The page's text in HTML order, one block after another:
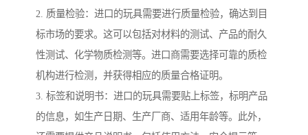
2. 质量检验：进口的玩具需要进行质量检验，确达到目
标市场的要求。这可以包括对材料的测试、产品的耐久
性测试、化学物质检测等。进口商需要选择可靠的质检
机构进行检测，并获得相应的质量合格证明。
3. 标签和说明书：进口的玩具需要贴上标签，标明产品
的信息，如生产日期、生产厂商、适用年龄等。此外，